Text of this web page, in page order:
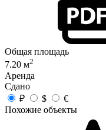
Общая площадь
7.20 м2
Аренда
Сдано
₽
$
€
Похожие объекты